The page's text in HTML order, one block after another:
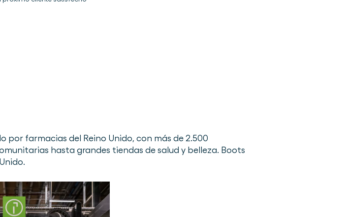
por farmacias del Reino Unido, con más de 2.500
hasta grandes tiendas de salud y belleza. Boots